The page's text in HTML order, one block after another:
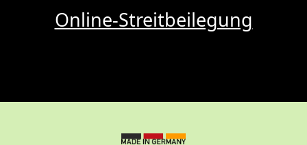
Online-Streitbeilegung